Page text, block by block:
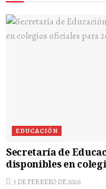
EDUCACIÓN
Secretaría de
disponibles en
3 DE FEBRERO DE 2026